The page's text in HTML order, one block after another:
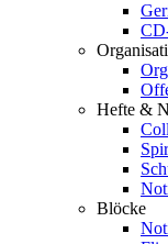
Hefte &
Blöcke